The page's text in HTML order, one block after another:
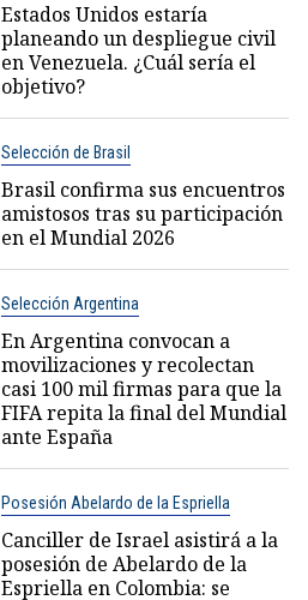
Estados Unidos estaría
planeando un despliegue civil
en Venezuela. ¿Cuál sería el
objetivo?
Selección de Brasil
Brasil confirma sus encuentros
amistosos tras su participación
en el Mundial 2026
Selección Argentina
En Argentina convocan a
movilizaciones y recolectan
casi 100 mil firmas para que la
FIFA repita la final del Mundial
ante España
Posesión Abelardo de la Espriella
Canciller de Israel asistirá a la
posesión de Abelardo de la
Espriella en Colombia: se